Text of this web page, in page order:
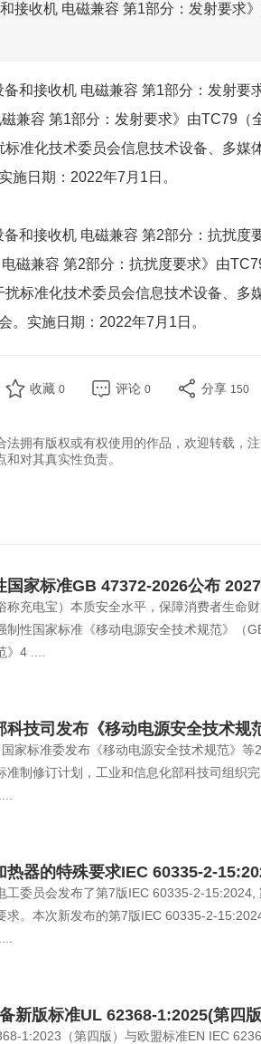
接收机 电磁兼容 第1部分：发射要求
和接收机 电磁兼容 第1部分：发射要
兼容 第1部分：发射要求》由TC79（
准化技术委员会信息技术设备、多媒
施日期：2022年7月1日。
和接收机 电磁兼容 第2部分：抗扰度
磁兼容 第2部分：抗扰度要求》由
标准化技术委员会信息技术设备、多
。实施日期：2022年7月1日。
收藏 0 评论 0 分享 150
拥有版权或有权使用的作品，欢迎转载，
对其真实性负责。
国家标准GB 47372-2026公布
称充电宝）本质安全水平，保障消费者生命
制性国家标准《移动电源安全技术规范》（
4 ....
科技司发布《移动电源安全技术规
家标准委发布《移动电源安全技术规范》
准制修订计划，工业和信息化部科技司组织
热器的特殊要求IEC 60335-2-
工委员会发布了第7版IEC 60335-2-15:2024,
求。本次新发布的第7版IEC 60335-2-
新版标准UL 62368-1:2025(第四
1:2023（第四版）与欧盟标准EN IEC